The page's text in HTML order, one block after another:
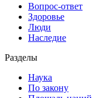
Вопрос-ответ
Здоровье
Люди
Наследие
Разделы
Наука
По закону